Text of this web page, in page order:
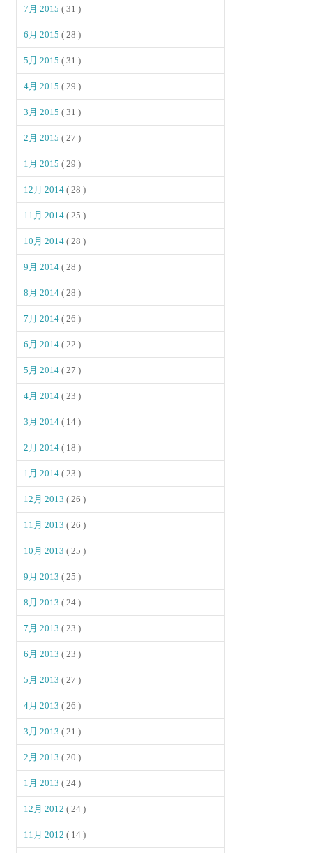
7月 2015( 31 )
6月 2015( 28 )
5月 2015( 31 )
4月 2015( 29 )
3月 2015( 31 )
2月 2015( 27 )
1月 2015( 29 )
12月 2014( 28 )
11月 2014( 25 )
10月 2014( 28 )
9月 2014( 28 )
8月 2014( 28 )
7月 2014( 26 )
6月 2014( 22 )
5月 2014( 27 )
4月 2014( 23 )
3月 2014( 14 )
2月 2014( 18 )
1月 2014( 23 )
12月 2013( 26 )
11月 2013( 26 )
10月 2013( 25 )
9月 2013( 25 )
8月 2013( 24 )
7月 2013( 23 )
6月 2013( 23 )
5月 2013( 27 )
4月 2013( 26 )
3月 2013( 21 )
2月 2013( 20 )
1月 2013( 24 )
12月 2012( 24 )
11月 2012( 14 )